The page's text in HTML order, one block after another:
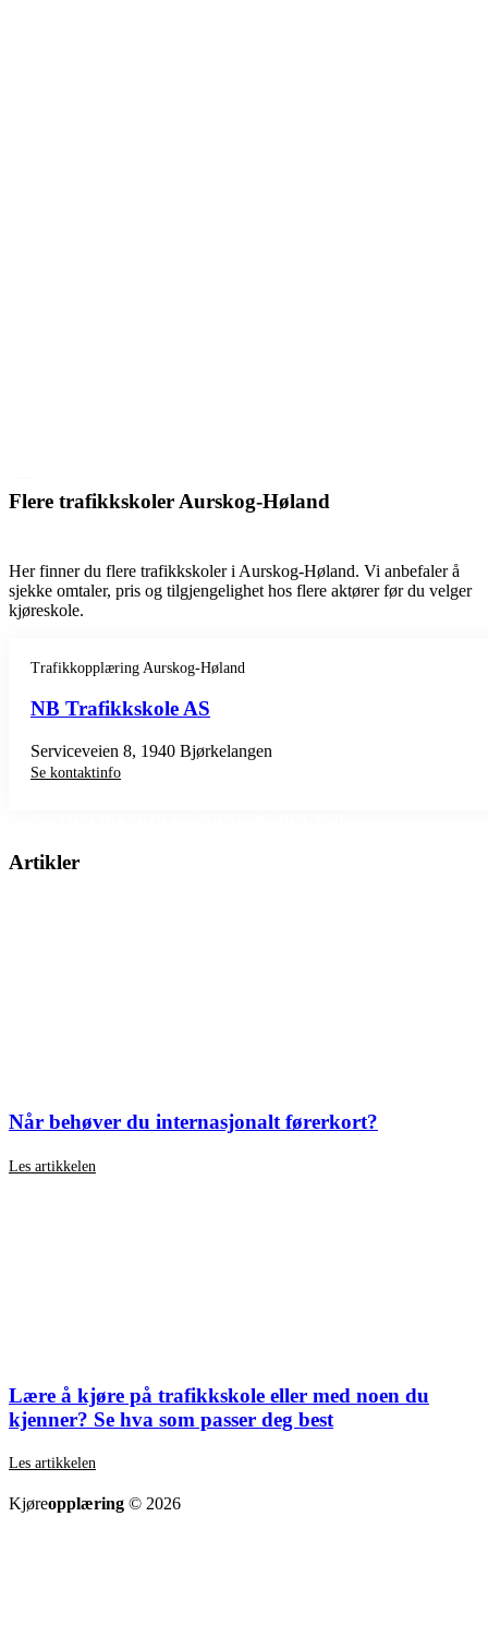
Flere trafikkskoler Aurskog-Høland
Her finner du flere trafikkskoler i Aurskog-Høland. Vi anbefaler å
sjekke omtaler, pris og tilgjengelighet hos flere aktører før du velger
kjøreskole.
Trafikkopplæring Aurskog-Høland
NB Trafikkskole AS
Serviceveien 8, 1940 Bjørkelangen
Se kontaktinfo
Artikler
Når behøver du internasjonalt førerkort?
Les artikkelen
Lære å kjøre på trafikkskole eller med noen du
kjenner? Se hva som passer deg best
Les artikkelen
Kjøreopplæring © 2026